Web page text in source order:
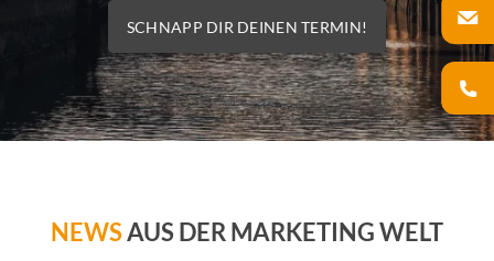
SCHNAPP DIR DEINEN TERMIN!
NEWSAUS DER MARKETING WELT